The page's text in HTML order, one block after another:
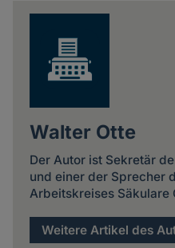
Walter Otte
Der Autor ist Sekretär
und einer der Sprecher
Arbeitskreises Säkulare
Weitere Artikel des